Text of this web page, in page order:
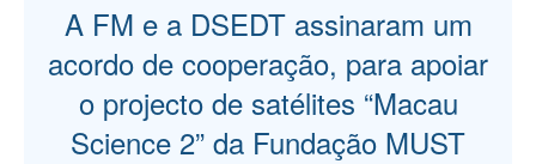
A FM e a DSEDT assinaram um
acordo de cooperação, para apoiar
o projecto de satélites “Macau
Science 2” da Fundação MUST